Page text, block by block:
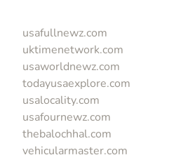
usafullnewz.com
uktimenetwork.com
usaworldnewz.com
todayusaexplore.com
usalocality.com
usafournewz.com
thebalochhal.com
vehicularmaster.com